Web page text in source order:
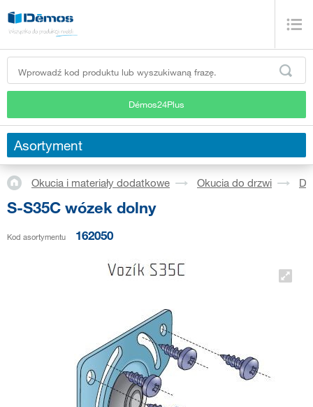
Démos24Plus
Asortyment
Okucia i materiały dodatkowe Okucia do drzwi
S-S35C wózek dolny
Kod asortymentu 162050